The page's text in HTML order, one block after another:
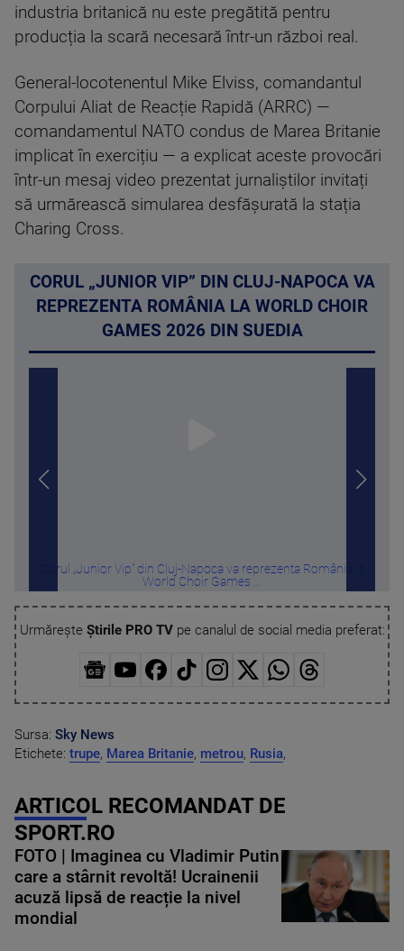
industria britanică nu este pregătită pentru
producția la scară necesară într-un război real.
General-locotenentul Mike Elviss, comandantul
Corpului Aliat de Reacție Rapidă (ARRC) —
comandamentul NATO condus de Marea Britanie
implicat în exercițiu — a explicat aceste provocări
într-un mesaj video prezentat jurnaliștilor invitați
să urmărească simularea desfășurată la stația
Charing Cross.
CORUL „JUNIOR VIP” DIN CLUJ-NAPOCA VA
REPREZENTA ROMÂNIA LA WORLD CHOIR
GAMES 2026 DIN SUEDIA
Corul „Junior Vip” din Cluj-Napoca va reprezenta România la
World Choir Games ...
Urmărește Știrile PRO TVpe canalul de social media preferat:
Sursa: Sky News
Etichete: trupe, Marea Britanie, metrou, Rusia,
ARTICOL RECOMANDAT DE
SPORT.RO
FOTO | Imaginea cu Vladimir Putin
care a stârnit revoltă! Ucrainenii
acuză lipsă de reacție la nivel
mondial